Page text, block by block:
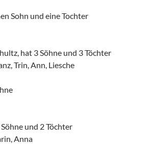
Sohn und eine Tochter
hat 3 Söhne und 3 Töchter
Trin, Ann, Liesche
und 2 Töchter
Anna